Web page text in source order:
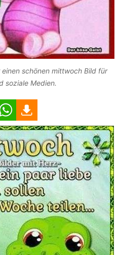
schönen mittwoch Bild für
soziale Medien.